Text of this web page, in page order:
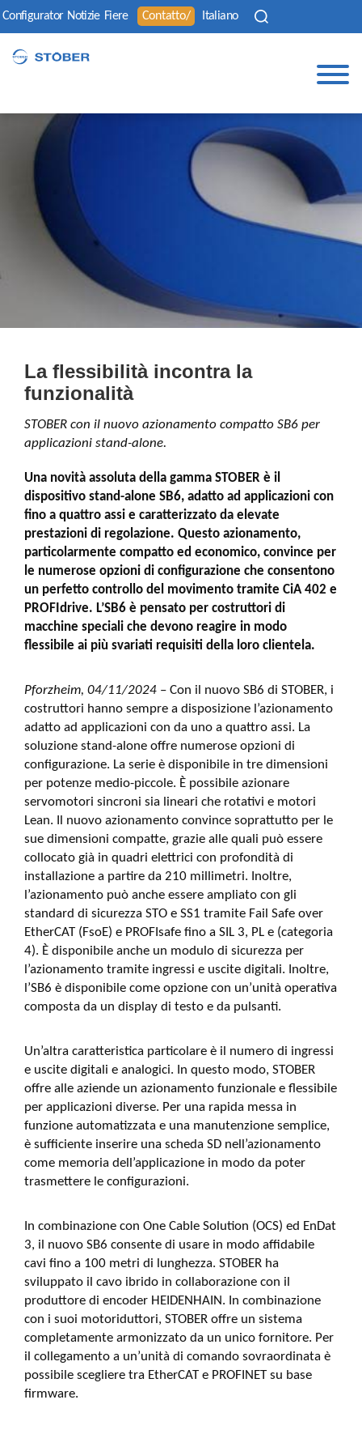
Configurator Notizie Fiere Contatto/ Italiano
La flessibilità incontra la
funzionalità
STOBER con il nuovo azionamento compatto SB6 per
applicazioni stand-alone.
Una novità assoluta della gamma STOBER è il
dispositivo stand-alone SB6, adatto ad applicazioni con
fino a quattro assi e caratterizzato da elevate
prestazioni di regolazione. Questo azionamento,
particolarmente compatto ed economico, convince per
le numerose opzioni di configurazione che consentono
un perfetto controllo del movimento tramite CiA 402 e
PROFIdrive. L’SB6 è pensato per costruttori di
macchine speciali che devono reagire in modo
flessibile ai più svariati requisiti della loro clientela.
Pforzheim, 04/11/2024 – Con il nuovo SB6 di STOBER, i
costruttori hanno sempre a disposizione l’azionamento
adatto ad applicazioni con da uno a quattro assi. La
soluzione stand-alone offre numerose opzioni di
configurazione. La serie è disponibile in tre dimensioni
per potenze medio-piccole. È possibile azionare
servomotori sincroni sia lineari che rotativi e motori
Lean. Il nuovo azionamento convince soprattutto per le
sue dimensioni compatte, grazie alle quali può essere
collocato già in quadri elettrici con profondità di
installazione a partire da 210 millimetri. Inoltre,
l’azionamento può anche essere ampliato con gli
standard di sicurezza STO e SS1 tramite Fail Safe over
EtherCAT (FsoE) e PROFIsafe fino a SIL 3, PL e (categoria
4). È disponibile anche un modulo di sicurezza per
l’azionamento tramite ingressi e uscite digitali. Inoltre,
l’SB6 è disponibile come opzione con un’unità operativa
composta da un display di testo e da pulsanti.
Un’altra caratteristica particolare è il numero di ingressi
e uscite digitali e analogici. In questo modo, STOBER
offre alle aziende un azionamento funzionale e flessibile
per applicazioni diverse. Per una rapida messa in
funzione automatizzata e una manutenzione semplice,
è sufficiente inserire una scheda SD nell’azionamento
come memoria dell’applicazione in modo da poter
trasmettere le configurazioni.
In combinazione con One Cable Solution (OCS) ed EnDat
3, il nuovo SB6 consente di usare in modo affidabile
cavi fino a 100 metri di lunghezza. STOBER ha
sviluppato il cavo ibrido in collaborazione con il
produttore di encoder HEIDENHAIN. In combinazione
con i suoi motoriduttori, STOBER offre un sistema
completamente armonizzato da un unico fornitore. Per
il collegamento a un’unità di comando sovraordinata è
possibile scegliere tra EtherCAT e PROFINET su base
firmware.